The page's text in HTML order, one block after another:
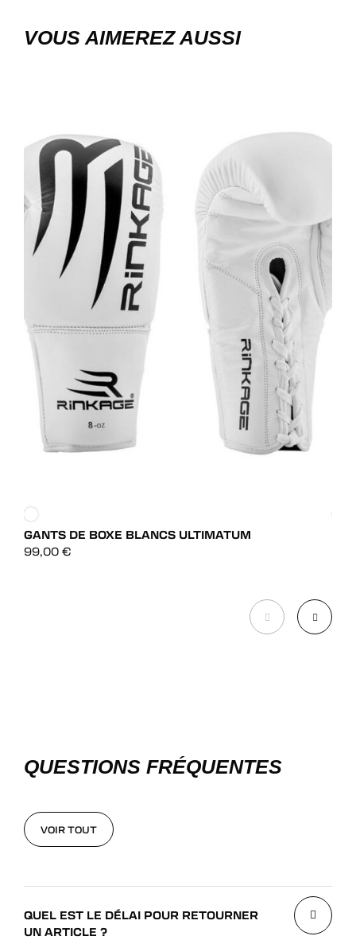
VOUS AIMEREZ AUSSI
GANTS DE BOXE BLANCS ULTIMATUM
99,00 €
QUESTIONS FRÉQUENTES
VOIR TOUT
QUEL EST LE DÉLAI POUR RETOURNER
UN ARTICLE ?